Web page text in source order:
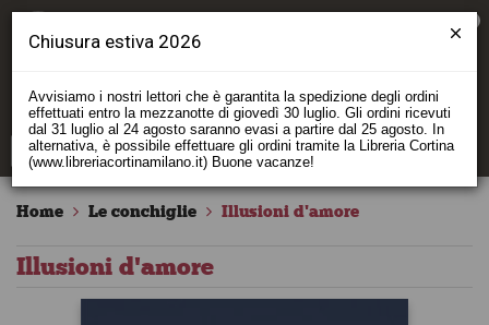
Home Le conchiglie Illusioni d'amore
Illusioni d'amore
Chiusura estiva 2026
Avvisiamo i nostri lettori che è garantita la spedizione degli ordini
effettuati entro la mezzanotte di giovedì 30 luglio. Gli ordini ricevuti
dal 31 luglio al 24 agosto saranno evasi a partire dal 25 agosto. In
alternativa, è possibile effettuare gli ordini tramite la Libreria Cortina
(www.libreriacortinamilano.it) Buone vacanze!